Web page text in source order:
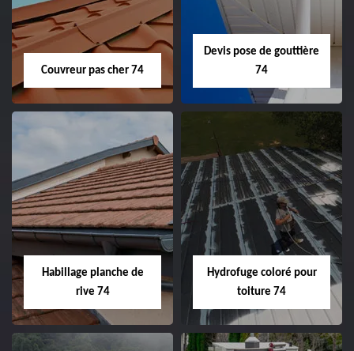
Couvreur pas cher 74
Devis pose de gouttière
74
Habillage planche de
rive 74
Hydrofuge coloré pour
toiture 74